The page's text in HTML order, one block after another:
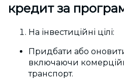
кредит за
На інвестиційні цілі:
Придбати або
включаючи
транспорт.